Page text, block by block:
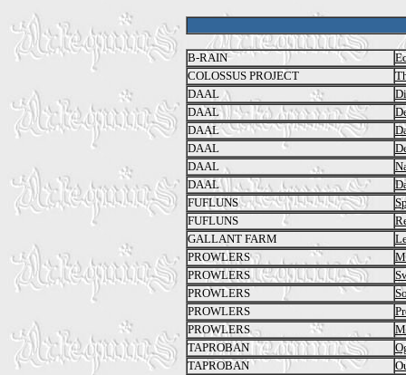
B-RAIN
COLOSSUS PROJECT
DAAL
DAAL
DAAL
DAAL
DAAL
DAAL
FUFLUNS
FUFLUNS
GALLANT FARM
PROWLERS
PROWLERS
PROWLERS
PROWLERS
PROWLERS
TAPROBAN
TAPROBAN